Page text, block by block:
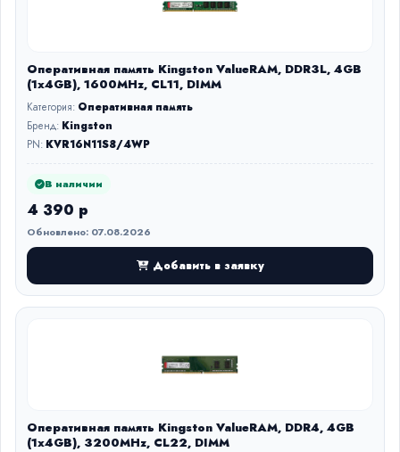
Оперативная память Kingston ValueRAM, DDR3L, 4GB
(1x4GB), 1600MHz, CL11, DIMM
Категория: Оперативная память
Бренд: Kingston
PN: KVR16N11S8/4WP
В наличии
4 390 р
Обновлено: 07.08.2026
Добавить в заявку
Оперативная память Kingston ValueRAM, DDR4, 4GB
(1x4GB), 3200MHz, CL22, DIMM